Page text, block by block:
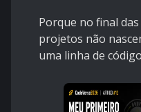
Porque no final
projetos não
uma linha de